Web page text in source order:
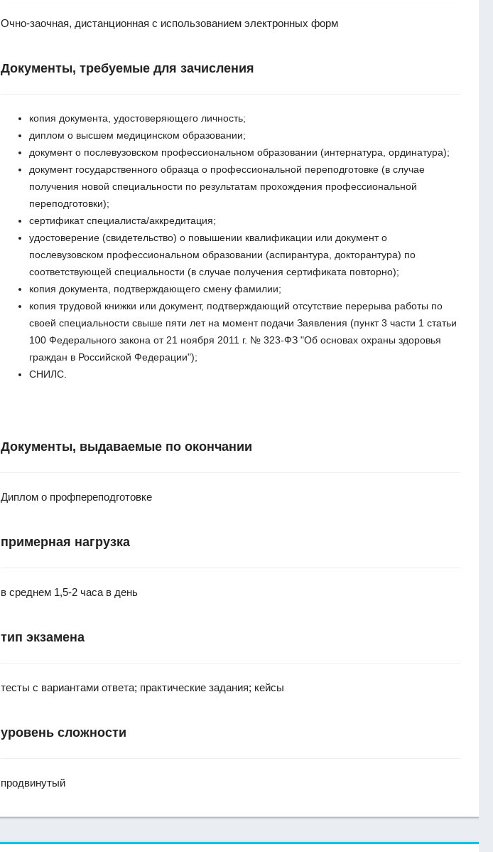
Очно-заочная, дистанционная с использованием электронных форм
Документы, требуемые для зачисления
копия документа, удостоверяющего личность;
диплом о высшем медицинском образовании;
документ о послевузовском профессиональном образовании (интернатура, ординатура);
документ государственного образца о профессиональной переподготовке (в случае
получения новой специальности по результатам прохождения профессиональной
переподготовки);
сертификат специалиста/аккредитация;
удостоверение (свидетельство) о повышении квалификации или документ о
послевузовском профессиональном образовании (аспирантура, докторантура) по
соответствующей специальности (в случае получения сертификата повторно);
копия документа, подтверждающего смену фамилии;
копия трудовой книжки или документ, подтверждающий отсутствие перерыва работы по
своей специальности свыше пяти лет на момент подачи Заявления (пункт 3 части 1 статьи
100 Федерального закона от 21 ноября 2011 г. № 323-ФЗ "Об основах охраны здоровья
граждан в Российской Федерации");
СНИЛС.
Документы, выдаваемые по окончании
Диплом о профпереподготовке
примерная нагрузка
в среднем 1,5-2 часа в день
тип экзамена
тесты с вариантами ответа; практические задания; кейсы
уровень сложности
продвинутый